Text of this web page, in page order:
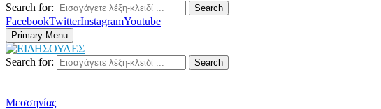
Search for: Search
FacebookTwitterInstagramYoutube
Primary Menu
Search for: Search
Μεσσηνίας